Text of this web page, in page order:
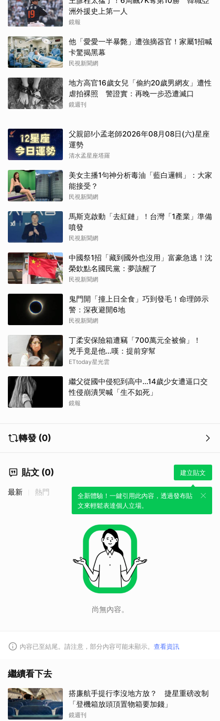
洲外援史上第一人
鏡報
他「愛愛一半暴斃」遭強摘器官！家屬1招喊
卡驚揭黑幕
民視新聞網
地方高官16歲女兒「偷約20歲男網友」遭性
虐拍裸照 警證實：再晚一步恐遭滅口
鏡週刊
父親節!小孟老師2026年08月08日(六)星座
運勢
清水孟星座塔羅
美女主播1句神分析毒油「藍白邏輯」：大家
能接受？
民視新聞網
馬斯克啟動「去紅鏈」！台灣「1產業」準備
噴發
民視新聞網
中國祭1招「藏到國外也沒用」富豪急逃！沈
榮欽點名國民黨：夢該醒了
民視新聞網
鬼門開「撞上日全食」巧到發毛！命理師示
警：深夜避開6地
民視新聞網
丁柔安保險箱遭竊「700萬元全被偷」！
兇手竟是他...嘆：提前穿幫
ETtoday星光雲
繼父從國中侵犯到高中…14歲少女遭逼口交
性侵崩潰哭喊「生不如死」
鏡報
轉發 (0)
貼文 (0) 建立貼文
全新體驗！一鍵引用此內容，透過發布貼
文來輕鬆表達個人立場。
最新 熱門
尚無內容。
內容已至結尾。請注意，部分內容可能未顯示。 查看資訊
繼續看下去
搭廉航手提行李沒地方放？ 捷星重磅改制
「登機箱放頭頂置物箱要加錢」
鏡週刊